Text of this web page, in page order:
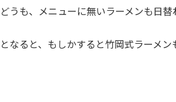
どうも、メニューに無いラーメンも日替
となると、もしかすると竹岡式ラーメ